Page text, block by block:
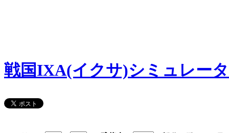
戦国IXA(イクサ)シミュレー